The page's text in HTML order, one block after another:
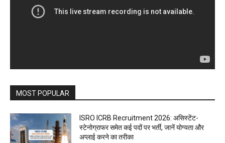
MOST POPULAR
ISRO ICRB Recruitment 2026: असिस्टेंट-
स्टेनोग्राफर समेत कई पदों पर भर्ती, जानें योग्यता और
अप्लाई करने का तरीका